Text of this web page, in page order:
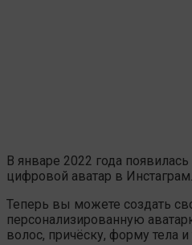
В январе 2022 года
цифровой аватар в Инстаграм.
Теперь вы можете создать
персонализированную
волос, причёску, форму тела и